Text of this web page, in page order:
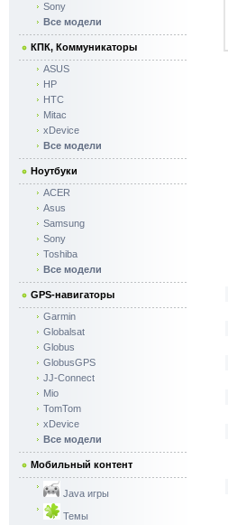
Sony
Все модели
КПК, Коммуникаторы
ASUS
HP
HTC
Mitac
xDevice
Все модели
Ноутбуки
ACER
Asus
Samsung
Sony
Toshiba
Все модели
GPS-навигаторы
Garmin
Globalsat
Globus
GlobusGPS
JJ-Connect
Mio
TomTom
xDevice
Все модели
Мобильный контент
Java игры
Темы